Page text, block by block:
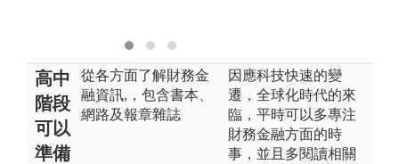
高中
階段
可以
準備
從各方面了解財務金
融資訊,，包含書本、
網路及報章雜誌
因應科技快速的變
遷，全球化時代的來
臨，平時可以多專注
財務金融方面的時
事，並且多閱讀相關